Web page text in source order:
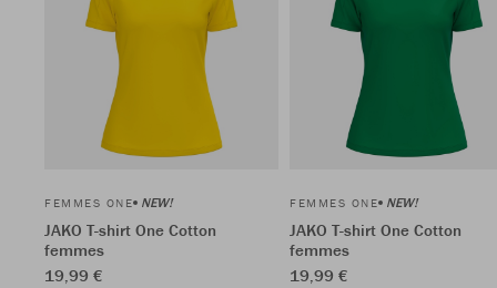
FEMMES ONE NEW!
JAKO T-shirt One Cotton
femmes
19,99 €
FEMMES ONE NEW!
JAKO T-shirt One Cotton
femmes
19,99 €